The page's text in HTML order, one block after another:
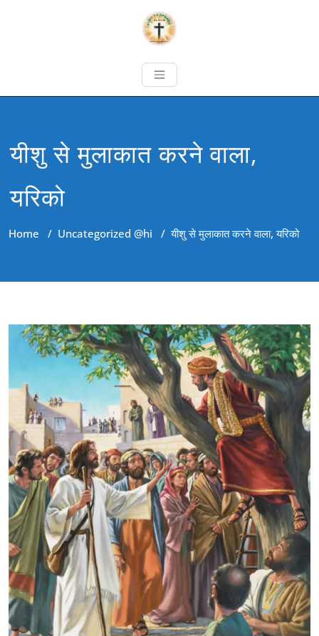
यीशु से मुलाकात करने वाला,
यरिको
Home / Uncategorized @hi /यीशु से मुलाकात करने वाला, यरिको